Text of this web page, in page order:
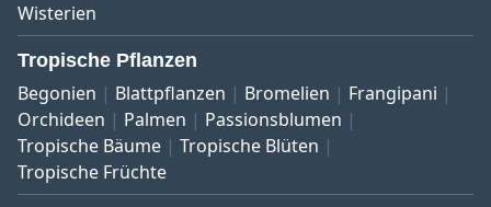
Wisterien
Tropische Pflanzen
Begonien Blattpflanzen Bromelien
Frangipani
Orchideen
Palmen
Passionsblumen
Tropische Bäume
Tropische Blüten
Tropische Früchte